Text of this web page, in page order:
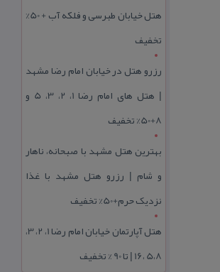
هتل خیابان طبرسی و فلکه آب + 50%
تخفیف
رزرو هتل در خیابان امام رضا مشهد
| هتل‌ های امام رضا 1، 2، 3، 5 و
8+50% تخفیف
بهترین هتل مشهد با صبحانه، ناهار
و شام | رزرو هتل مشهد با غذا
نزدیک حرم+50% تخفیف
هتل آپارتمان خیابان امام رضا 1، 2، 3،
5،8 ،16 | تا 90 % تخفیف